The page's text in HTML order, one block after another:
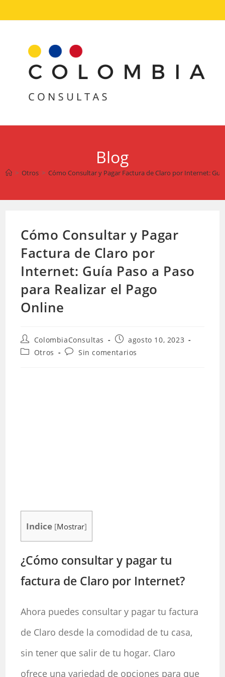
al
Blog
> Otros > Cómo Consultar y Pagar Factura de Claro por Internet:
Cómo Consultar y Pagar
Factura de Claro por
Internet: Guía Paso a Paso
para Realizar el Pago
Online
Autor
de
ColombiaConsultas
Publicación
de
la
agosto 10, 2023
Categoría
Otros
Comentarios
Sin comentarios
Indice [Mostrar]
¿Cómo consultar y pagar tu
factura de Claro por Internet?
Ahora puedes consultar y pagar tu factura
de Claro desde la comodidad de tu casa,
sin tener que salir de tu hogar. Claro
ofrece una variedad de opciones para que